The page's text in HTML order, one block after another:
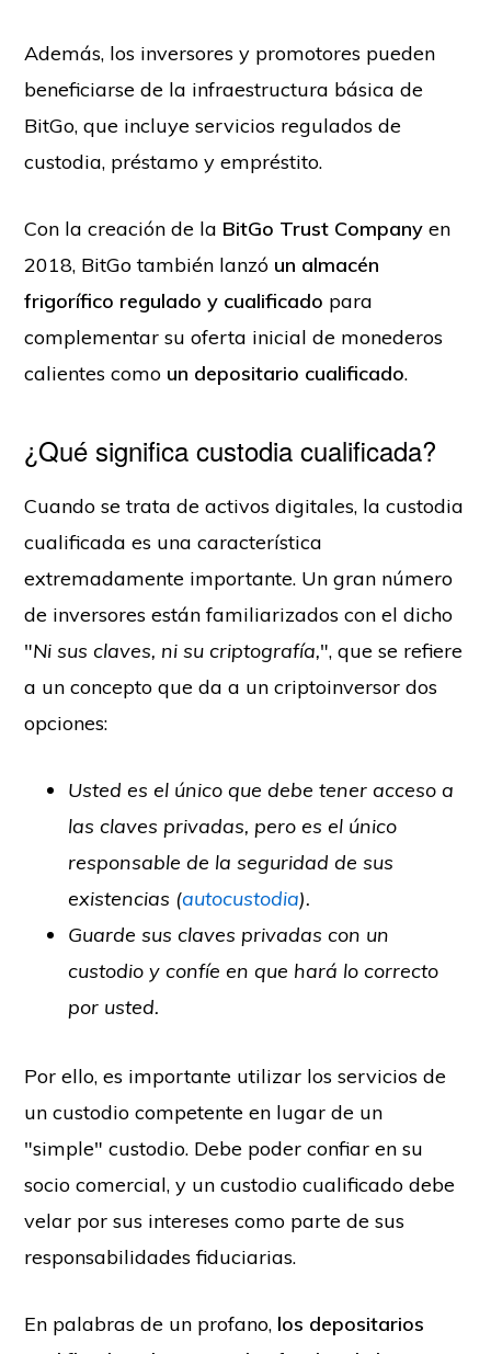
Además, los inversores y promotores pueden
beneficiarse de la infraestructura básica de
BitGo, que incluye servicios regulados de
custodia, préstamo y empréstito.
Con la creación de la BitGo Trust Company en
2018, BitGo también lanzó un almacén
frigorífico regulado y cualificado para
complementar su oferta inicial de monederos
calientes como un depositario cualificado.
¿Qué significa custodia cualificada?
Cuando se trata de activos digitales, la custodia
cualificada es una característica
extremadamente importante. Un gran número
de inversores están familiarizados con el dicho
"Ni sus claves, ni su criptografía,", que se refiere
a un concepto que da a un criptoinversor dos
opciones:
Usted es el único que debe tener acceso a
las claves privadas, pero es el único
responsable de la seguridad de sus
existencias (autocustodia).
Guarde sus claves privadas con un
custodio y confíe en que hará lo correcto
por usted.
Por ello, es importante utilizar los servicios de
un custodio competente en lugar de un
"simple" custodio. Debe poder confiar en su
socio comercial, y un custodio cualificado debe
velar por sus intereses como parte de sus
responsabilidades fiduciarias.
En palabras de un profano, los depositarios